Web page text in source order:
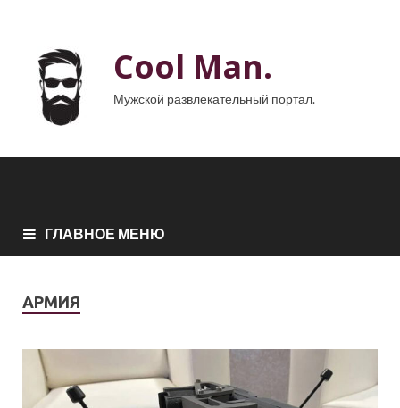
Cool Man.
Мужской развлекательный портал.
ГЛАВНОЕ МЕНЮ
АРМИЯ